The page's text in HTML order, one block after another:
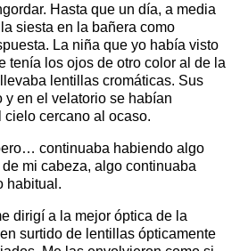
Hasta que un día, a media
siesta en la bañera como
La niña que yo había visto
tenía los ojos de otro color al de la
lentillas cromáticas. Sus
y en el velatorio se habían
cielo cercano al ocaso.
continuaba habiendo algo
mi cabeza, algo continuaba
habitual.
dirigí a la mejor óptica de la
surtido de lentillas ópticamente